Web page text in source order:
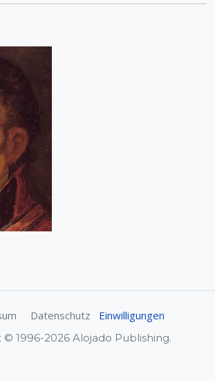
Datenschutz Einwilligungen
1996-2026 Alojado Publishing.